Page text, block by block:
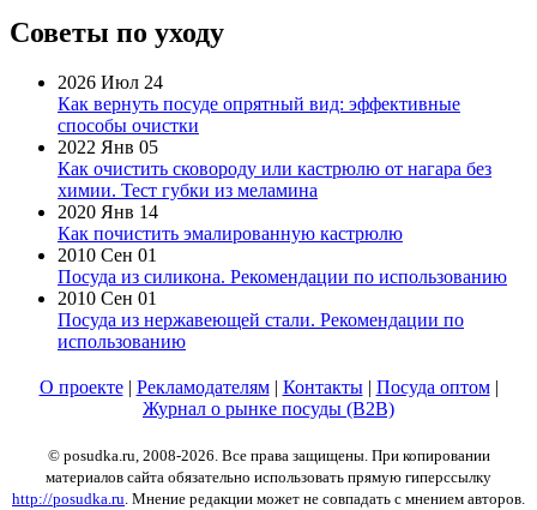
Советы по уходу
2026 Июл 24
Как вернуть посуде опрятный вид: эффективные
способы очистки
2022 Янв 05
Как очистить сковороду или кастрюлю от нагара без
химии. Тест губки из меламина
2020 Янв 14
Как почистить эмалированную кастрюлю
2010 Сен 01
Посуда из силикона. Рекомендации по использованию
2010 Сен 01
Посуда из нержавеющей стали. Рекомендации по
использованию
О проекте| Рекламодателям| Контакты| Посуда оптом|
Журнал о рынке посуды (B2B)
© posudka.ru, 2008-2026. Все права защищены. При копировании
материалов сайта обязательно использовать прямую гиперссылку
http://posudka.ru. Мнение редакции может не совпадать с мнением авторов.